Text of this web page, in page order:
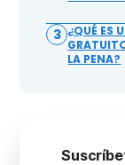
3 ¿QUÉ ES
LA PENA?